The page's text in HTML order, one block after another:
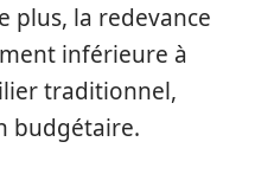
plus, la redevance
inférieure à
traditionnel,
budgétaire.